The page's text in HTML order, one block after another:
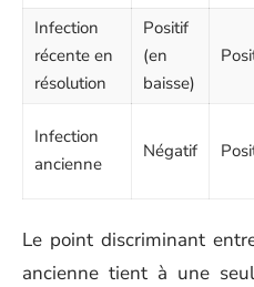
Infection
récente en
résolution
Positif
(en
baisse)
Infection
ancienne
Négatif
Le point discriminant
ancienne tient à une